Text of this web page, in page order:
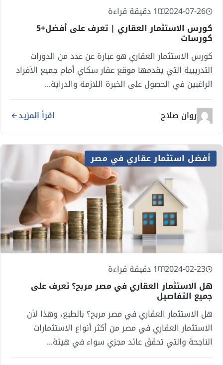
2024-07-26 1 دقيقة قراءة
كورس الاستثمار العقاري | تعرف على أفضل+5
كورسات
كورس الاستثمار العقاري هو عبارة عن عدد من الدورات
التدريبية التي يقدمها موقع عقار سكاي أمام جميع الأفراد
الراغبين في الحصول على الخبرة اللازمة والدراية...
روان صلاح اقرأ المزيد
أفضل استثمار عقاري في مصر
2024-02-23 1 دقيقة قراءة
هل الاستثمار العقاري في مصر مربح؟ تعرف على
جميع التفاصيل
هل الاستثمار العقاري في مصر مربح؟ بالطبع، وهذا لأن
الاستثمار العقاري في مصر من أكثر أنواع الاستثمارات
الناجحة والتي تحقق عائد مجزي سواء في هيئة...